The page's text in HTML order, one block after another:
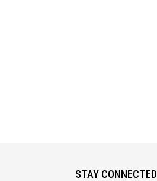
STAY CONNECTED